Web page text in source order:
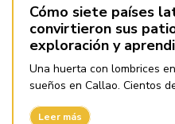
Cómo siete países
convirtieron sus
exploración y
Una huerta con lombrices
sueños en Callao. Cientos
Leer más